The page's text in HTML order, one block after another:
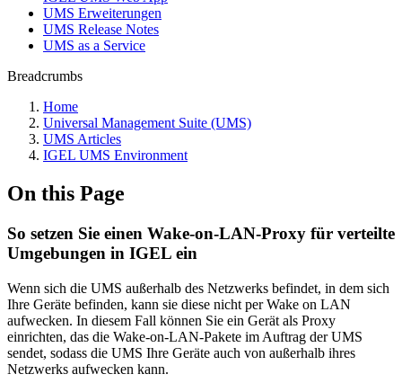
UMS Erweiterungen
UMS Release Notes
UMS as a Service
Breadcrumbs
Home
Universal Management Suite (UMS)
UMS Articles
IGEL UMS Environment
On this Page
So setzen Sie einen Wake-on-LAN-Proxy für verteilte
Umgebungen in IGEL ein
Wenn sich die UMS außerhalb des Netzwerks befindet, in dem sich
Ihre Geräte befinden, kann sie diese nicht per Wake on LAN
aufwecken. In diesem Fall können Sie ein Gerät als Proxy
einrichten, das die Wake-on-LAN-Pakete im Auftrag der UMS
sendet, sodass die UMS Ihre Geräte auch von außerhalb ihres
Netzwerks aufwecken kann.